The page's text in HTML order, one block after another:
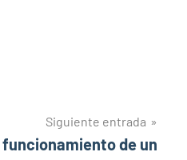
Siguiente entrada
de un